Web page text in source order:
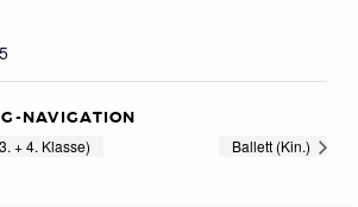
NAVIGATION
+ 4. Klasse) Ballett (Kin.)